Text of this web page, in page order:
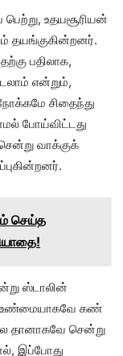
உதயசூரியன்
தயங்குகின்றனர்.
பதிலாக,
என்றும்,
சிதைந்து
போய்விட்டது
வாக்குக்
செய்த
ஸ்டாலின்
உண்மையாகவே கண்
தானாகவே சென்று
இப்போது